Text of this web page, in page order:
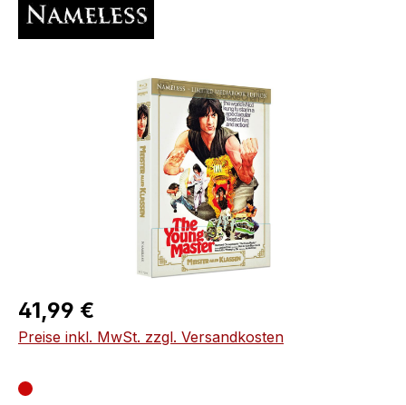
Bildergalerie überspringen
Regulärer Preis:
41,99 €
Preise inkl. MwSt. zzgl. Versandkosten